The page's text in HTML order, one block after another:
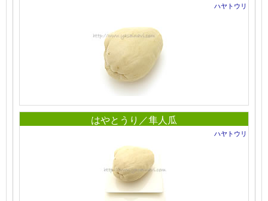
ハヤトウリ
はやとうり／隼人瓜
ハヤトウリ